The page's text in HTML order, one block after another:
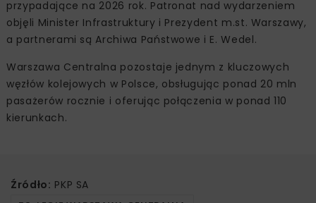
przypadające na 2026 rok. Patronat nad wydarzeniem
objęli Minister Infrastruktury i Prezydent m.st. Warszawy,
a partnerami są Archiwa Państwowe i E. Wedel.
Warszawa Centralna pozostaje jednym z kluczowych
węzłów kolejowych w Polsce, obsługując ponad 20 mln
pasażerów rocznie i oferując połączenia w ponad 110
kierunkach.
Źródło: PKP SA